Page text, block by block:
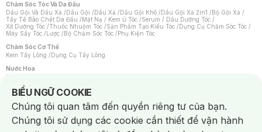
Chăm Sóc Tóc Và Da Đầu
Dầu Gội Và Dầu Xả /Dầu Gội /Dầu Xả /Dầu Gội Khô /Dầu Gội Xả 2in1 /Bộ Gội Xả /
Tẩy Tế Bào Chết Da Đầu /Mặt Nạ / Kem Ủ Tóc /Serum / Dầu Dưỡng Tóc /
Xịt Dưỡng Tóc /Thuốc Nhuộm Tóc /Sản Phẩm Tạo Kiểu Tóc /Dụng Cụ Chăm Sóc Tóc /
Máy Sấy Tóc /Lược /Bộ Chăm Sóc Tóc /Phụ Kiện Tóc
Chăm Sóc Cơ Thể
Kem Tẩy Lông /Dụng Cụ Tẩy Lông
Nước Hoa
Nước Hoa Nữ
Chăm Sóc Cá Nhân
Chống Muỗi /Khẩu Trang /Máy Massage/Mặt Nạ Xông Hơi /Nước Rửa Tay/
Sản Phẩm Chăm Sóc Khác /Bàn Chải Đánh Răng /Bàn Chải Điện/
Hỗ Trợ Trắng Răng/Kem Đánh Răng /Máy Tăm Nước/ Nước Súc Miệng/
Tăm / Chỉ Nha Khoa/ Xịt Thơm Miệng / Dung Dịch Vệ Sinh/Dưỡng Vùng Kín/
BIỂU NGỮ COOKIE
Notice about cookies usage
Chúng tôi quan tâm đến quyền riêng tư của bạn.
Chúng tôi sử dụng các cookie cần thiết để vận hành